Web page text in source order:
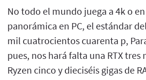
No todo el mundo juega a 4k o
panorámica en PC, el estándar
mil cuatrocientos cuarenta p,
pues, nos hará falta una RTX
Ryzen cinco y dieciséis gigas de